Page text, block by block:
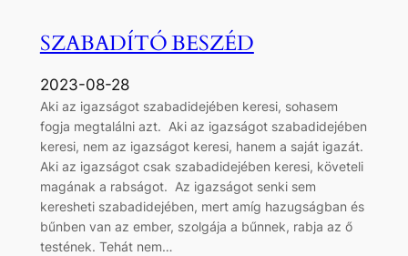
SZABADÍTÓ BESZÉD
2023-08-28
Aki az igazságot szabadidejében keresi, sohasem
fogja megtalálni azt. Aki az igazságot szabadidejében
keresi, nem az igazságot keresi, hanem a saját igazát.
Aki az igazságot csak szabadidejében keresi, követeli
magának a rabságot. Az igazságot senki sem
keresheti szabadidejében, mert amíg hazugságban és
bűnben van az ember, szolgája a bűnnek, rabja az ő
testének. Tehát nem…